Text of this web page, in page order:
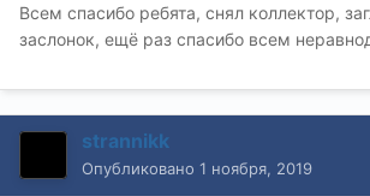
Всем спасибо ребята, снял коллектор,
заслонок, ещё раз спасибо всем
strannikk
Опубликовано 1 ноября, 2019